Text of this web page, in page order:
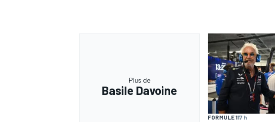
Plus de
Basile Davoine
FORMULE 117 h